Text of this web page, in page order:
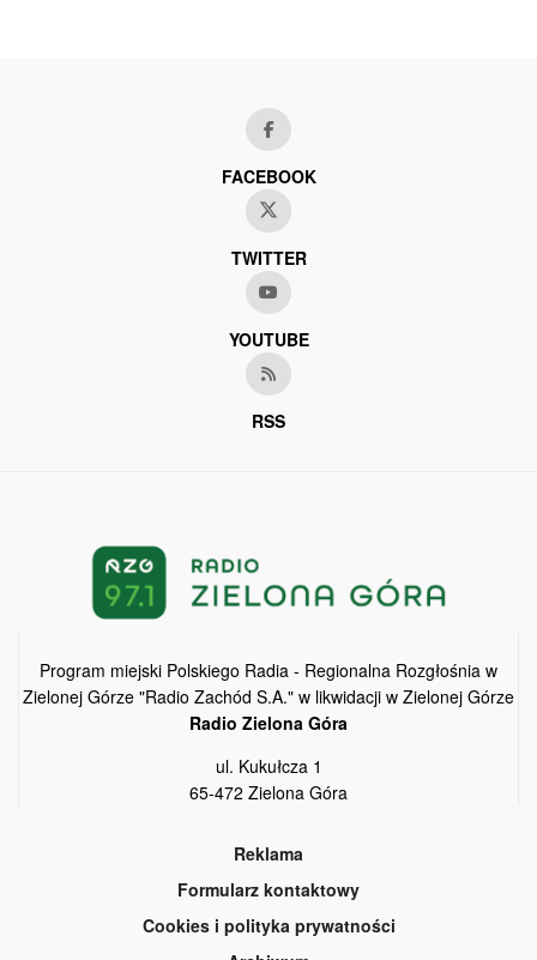
FACEBOOK
TWITTER
YOUTUBE
RSS
Program miejski Polskiego Radia - Regionalna Rozgłośnia w
Zielonej Górze "Radio Zachód S.A." w likwidacji w Zielonej Górze
Radio Zielona Góra
ul. Kukułcza 1
65-472 Zielona Góra
Reklama
Formularz kontaktowy
Cookies i polityka prywatności